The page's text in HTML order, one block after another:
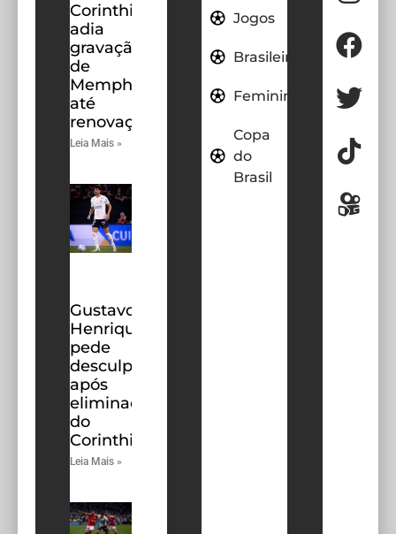
Corinthians
adia
gravação
de
Memphis
até
renovação
Leia Mais »
Gustavo
Henrique
pede
desculpas
após
eliminação
do
Corinthians
Leia Mais »
Jogos
Brasileirao
Feminino
Copa
do
Brasil